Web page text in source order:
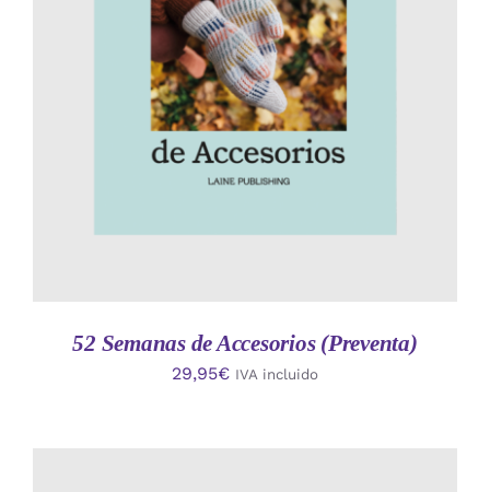
AÑADIR AL CARRITO
/
52 Semanas de Accesorios (Preventa)
29,95€ IVA incluido